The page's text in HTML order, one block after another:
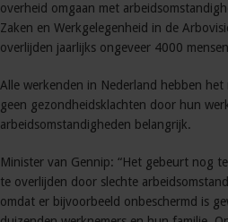
overheid omgaan met
Zaken en Werkgelegenheid in de
overlijden jaarlijks ongeveer 4000
Alle werkenden in Nederland hebben
geen gezondheidsklachten door hun
arbeidsomstandigheden belangrijk.
Minister van Gennip: “Het gebeurt nog
te overlijden door slechte
omdat er bijvoorbeeld onbeschermd is